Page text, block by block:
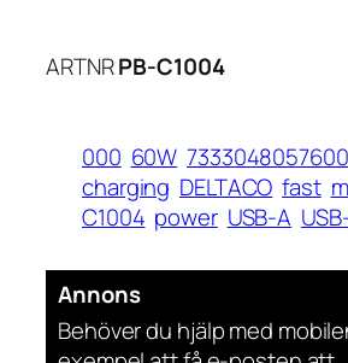
ARTNRPB-C1004
000 60W 7333048057600
charging DELTACO fast
C1004 power USB-A
Annons
Behöver du hjälp med